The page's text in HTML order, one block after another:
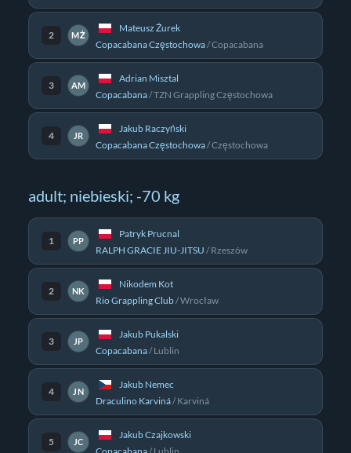
2 MŻ
Mateusz Żurek
Copacabana Częstochowa/Copacabana
3 AM
Adrian Misztal
Copacabana/TZN Grappling Częstochowa
4 JR
Jakub Raczyński
Copacabana Częstochowa/Częstochowa
adult; niebieski; -70 kg
1 PP
Patryk Prucnal
RALPH GRACIE JIU-JITSU /Rzeszów
2 NK
Nikodem Kot
Rio Grappling Club/Wrocław
3 JP
Jakub Pukalski
Copacabana/Lublin
4 JN
Jakub Nemec
Draculino Karviná/Karviná
5 JC
Jakub Czajkowski